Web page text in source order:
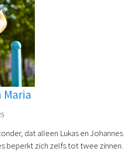
Maria
dat alleen Lukas en Johannes
beperkt zich zelfs tot twee zinnen.